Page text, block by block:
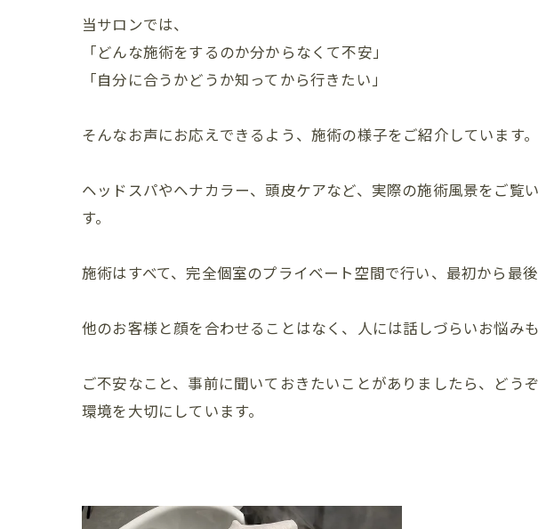
当サロンでは、
「どんな施術をするのか分からなくて不安」
「自分に合うかどうか知ってから行きたい」
そんなお声にお応えできるよう、施術の様子をご紹介しています。
ヘッドスパやヘナカラー、頭皮ケアなど、実際の施術風景をご
す。
施術はすべて、完全個室のプライベート空間で行い、最初から最
他のお客様と顔を合わせることはなく、人には話しづらいお悩み
ご不安なこと、事前に聞いておきたいことがありましたら、ど
環境を大切にしています。